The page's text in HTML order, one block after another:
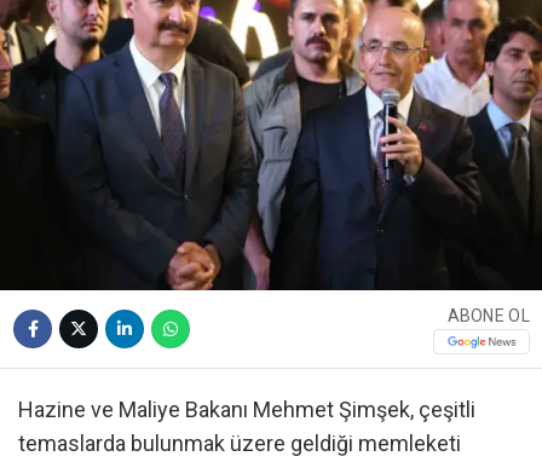
ABONE OL
Hazine ve Maliye Bakanı Mehmet Şimşek, çeşitli
temaslarda bulunmak üzere geldiği memleketi